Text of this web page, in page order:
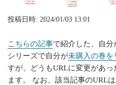
投稿日時: 2024/01/03 13:01
こちらの記事で紹介した、自
シリーズで自分が未購入の巻を
すが、どうもURLに変更があ
ます。 なお、該当記事のURL